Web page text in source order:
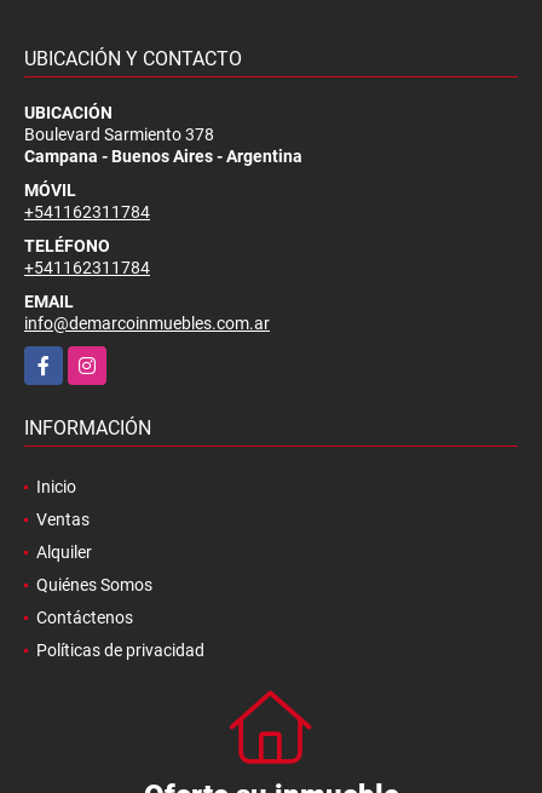
UBICACIÓN Y CONTACTO
UBICACIÓN
Boulevard Sarmiento 378
Campana - Buenos Aires - Argentina
MÓVIL
+541162311784
TELÉFONO
+541162311784
EMAIL
info@demarcoinmuebles.com.ar
FacebookInstagram
INFORMACIÓN
Inicio
Ventas
Alquiler
Quiénes Somos
Contáctenos
Políticas de privacidad